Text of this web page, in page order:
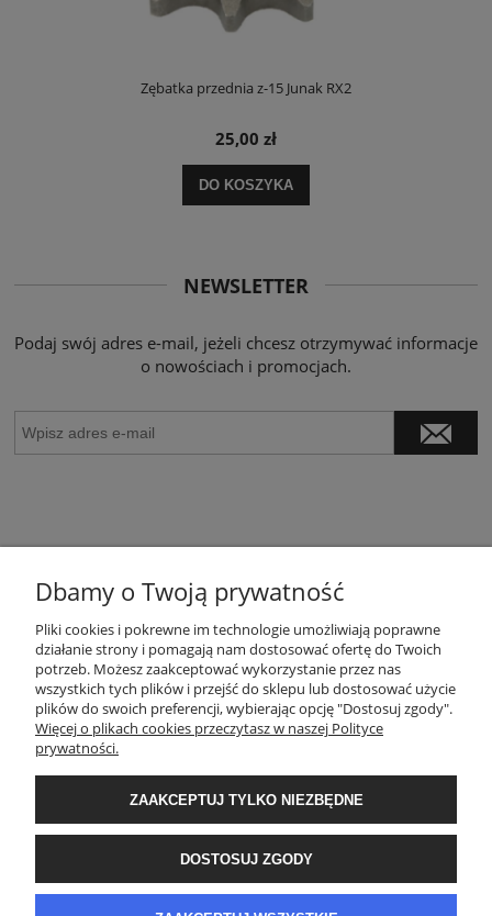
Zębatka przednia z-15 Junak RX2
25,00 zł
DO KOSZYKA
NEWSLETTER
Podaj swój adres e-mail, jeżeli chcesz otrzymywać informacje
o nowościach i promocjach.
POMOC
ZASADY SPRZEDAŻY
MOJE KONTO
GWARANCJA I ZWROTY
O FIRMIE
Dbamy o Twoją prywatność
Pliki cookies i pokrewne im technologie umożliwiają poprawne
działanie strony i pomagają nam dostosować ofertę do Twoich
potrzeb. Możesz zaakceptować wykorzystanie przez nas
wszystkich tych plików i przejść do sklepu lub dostosować użycie
plików do swoich preferencji, wybierając opcję "Dostosuj zgody".
Więcej o plikach cookies przeczytasz w naszej Polityce
prywatności.
ZAAKCEPTUJ TYLKO NIEZBĘDNE
DOSTOSUJ ZGODY